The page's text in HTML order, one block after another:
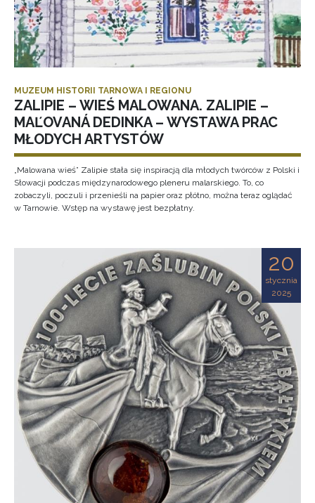
MUZEUM HISTORII TARNOWA I REGIONU
ZALIPIE – WIEŚ MALOWANA. ZALIPIE –
MAĽOVANÁ DEDINKA – WYSTAWA PRAC
MŁODYCH ARTYSTÓW
„Malowana wieś” Zalipie stała się inspiracją dla młodych twórców z Polski i
Słowacji podczas międzynarodowego pleneru malarskiego. To, co
zobaczyli, poczuli i przenieśli na papier oraz płótno, można teraz oglądać
w Tarnowie. Wstęp na wystawę jest bezpłatny.
20
stycznia
2025